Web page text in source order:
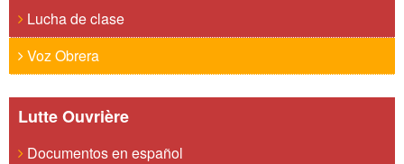
Lucha de clase
Voz Obrera
Lutte Ouvrière
Documentos en español